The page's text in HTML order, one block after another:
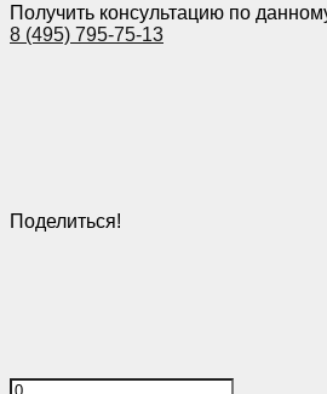
Получить консультацию по
8 (495) 795-75-13
Поделиться!